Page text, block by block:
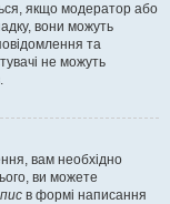
якщо модератор або
вони можуть
та
не можуть
вам необхідно
ви можете
в формі написання